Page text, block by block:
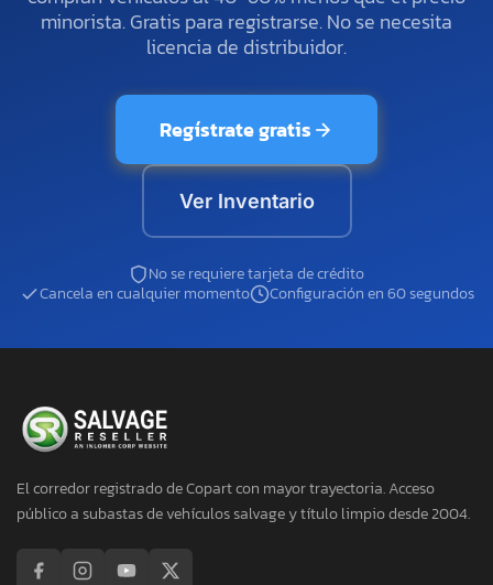
minorista. Gratis para registrarse. No se necesita
licencia de distribuidor.
Regístrate gratis
Ver Inventario
No se requiere tarjeta de crédito
Cancela en cualquier momento
Configuración en 60 segundos
El corredor registrado de Copart con mayor trayectoria. Acceso
público a subastas de vehículos salvage y título limpio desde 2004.